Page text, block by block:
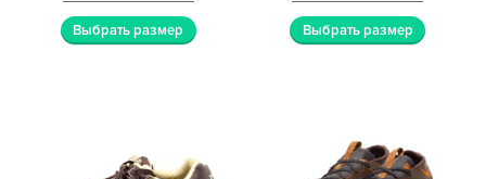
Выбрать размер Выбрать размер